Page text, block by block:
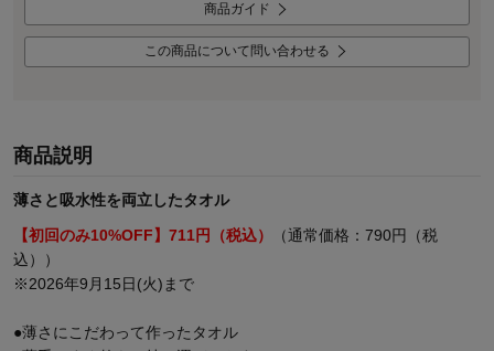
商品ガイド
この商品について問い合わせる
商品説明
薄さと吸水性を両立したタオル
【初回のみ10%OFF】711円（税込）
（通常価格：790円（税
込））
※2026年9月15日(火)まで
●薄さにこだわって作ったタオル